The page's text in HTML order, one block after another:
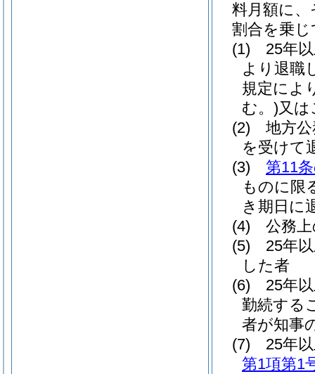
料月額に
割合を乗
(1)
25年
より退職
規定によ
む。)又
(2)
地方
を受けて
(3)
第11
ものに限
き期日に
(4)
公務
(5)
25年
した者
(6)
25年
勤続する
者が知事
(7)
25年
第1項第1